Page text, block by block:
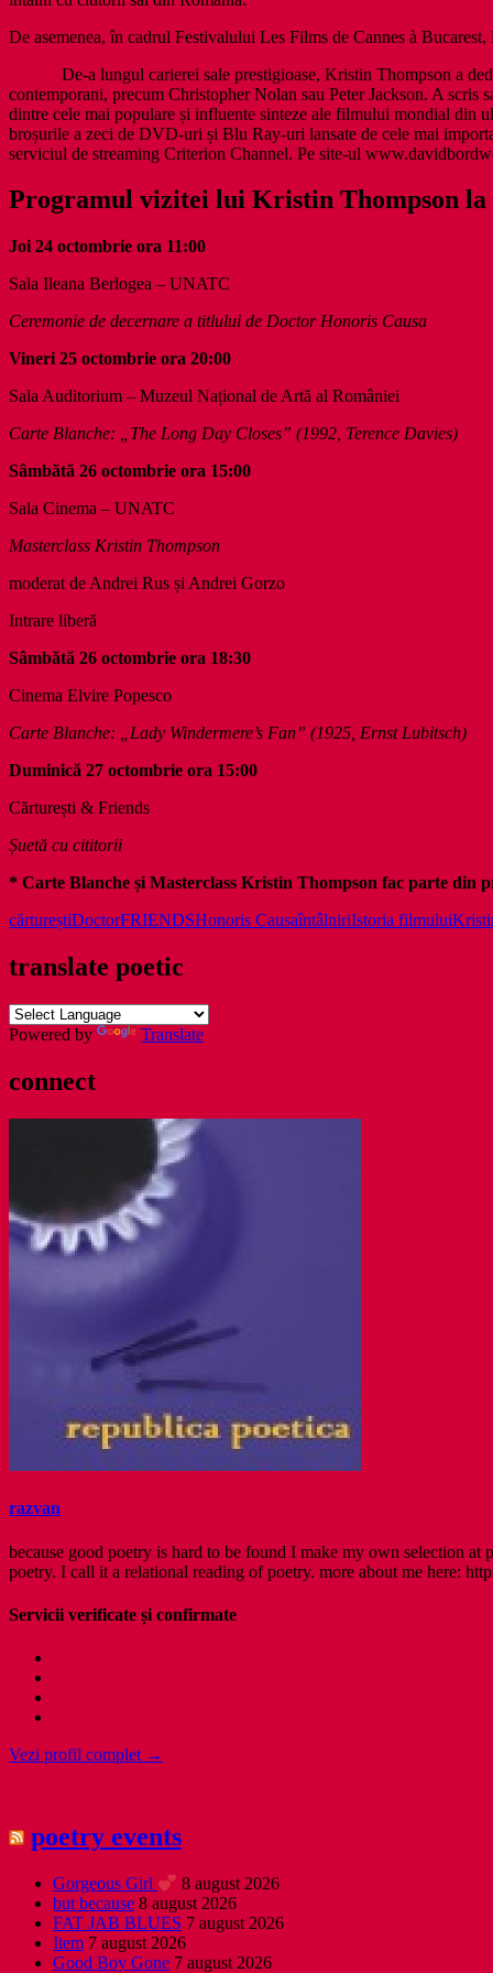
De asemenea, în cadrul Festivalului Les Films de Cannes à
De-a lungul carierei sale prestigioase, Kristin Thompson a
contemporani, precum Christopher Nolan sau Peter Jackson. A
dintre cele mai populare și influente sinteze ale filmului mondial din
broșurile a zeci de DVD-uri și Blu Ray-uri lansate de cele mai
serviciul de streaming Criterion Channel. Pe site-ul
Programul vizitei lui Kristin Thompson la
Joi 24 octombrie ora 11:00
Sala Ileana Berlogea – UNATC
Ceremonie de decernare a titlului de Doctor Honoris Causa
Vineri 25 octombrie ora 20:00
Sala Auditorium – Muzeul Național de Artă al României
Carte Blanche:
„The Long Day Closes” (1992, Terence Davies)
Sâmbătă 26 octombrie ora 15:00
Sala Cinema – UNATC
Masterclass Kristin Thompson
moderat de Andrei Rus și Andrei Gorzo
Intrare liberă
Sâmbătă 26 octombrie ora 18:30
Cinema Elvire Popesco
Carte Blanche:
„Lady Windermere’s Fan” (1925, Ernst Lubitsch)
Duminică 27 octombrie ora 15:00
Cărturești & Friends
Șuetă cu cititorii
* Carte Blanche și Masterclass Kristin Thompson fac parte din
cărtureștiDoctorFRIENDSHonoris CausaîntâlniriIstoria filmului
translate poetic
Powered by Translate
connect
razvan
because good poetry is hard to be found I make my own selection
poetry. I call it a relational reading of poetry. more about me here:
Servicii verificate și confirmate
Vezi profil complet →
poetry events
Gorgeous Girl
8 august 2026
but because 8 august 2026
FAT JAB BLUES 7 august 2026
Item 7 august 2026
Good Boy Gone 7 august 2026